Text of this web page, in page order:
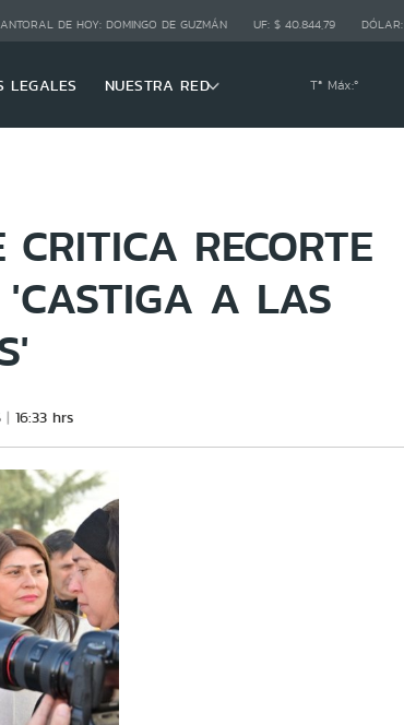
DE HOY: DOMINGO DE GUZMÁN UF: $ 40.844,79 DÓLAR:
LEGALES NUESTRA RED Tª Máx:º
RECORTE
A LAS
16:33 hrs